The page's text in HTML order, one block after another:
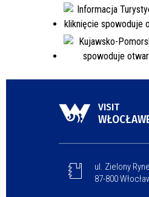
VISIT
ul. Zielony
87-800